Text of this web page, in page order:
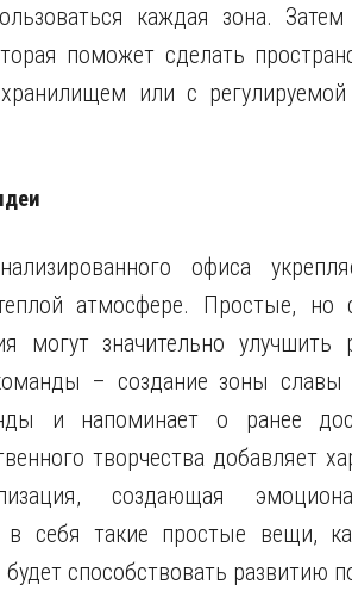
каждая зона.
поможет сделать
или с регулируемой
офиса
атмосфере. Простые, но
могут значительно
– создание зоны
и напоминает о ранее
творчества добавляет
создающая
в себя такие простые вещи,
способствовать развитию